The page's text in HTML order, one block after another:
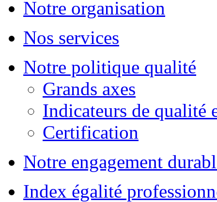
Notre organisation
Nos services
Notre politique qualité
Grands axes
Indicateurs de qualité
Certification
Notre engagement
Index égalité